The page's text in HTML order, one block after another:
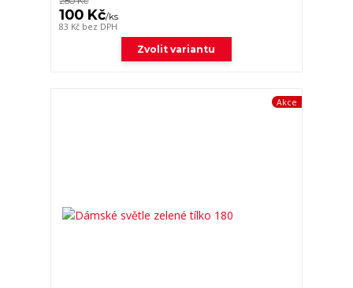
100 Kč/ks
83 Kč bez DPH
Zvolit variantu
Akce